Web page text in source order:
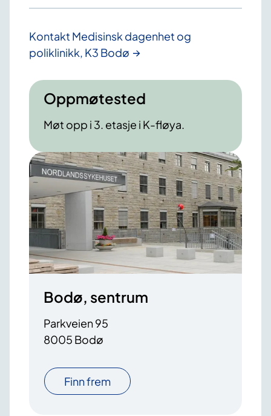
Kontakt Medisinsk dagenhet og
poliklinikk, K3 Bodø
Oppmøtested
Møt opp i 3. etasje i K-fløya.
Bodø, sentrum
Parkveien 95
8005 Bodø
Finn frem